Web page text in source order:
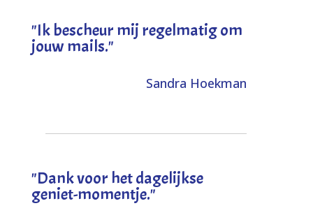
"Ik bescheur mij regelmatig om
jouw mails."
Sandra Hoekman
"Dank voor het dagelijkse
geniet-momentje."